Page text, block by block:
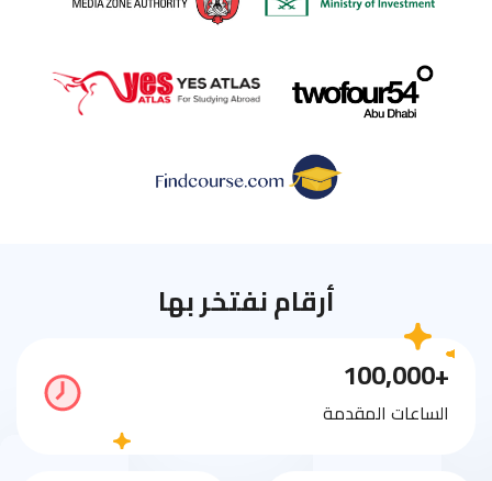
أرقام نفتخر بها
+100,000
الساعات المقدمة